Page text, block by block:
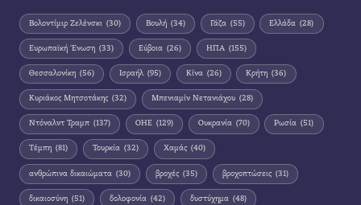
Βολοντίμιρ Ζελένσκι (30) Βουλή (34) Γάζα (55) Ελλάδα (28)
Ευρωπαϊκή Ένωση (33) Εύβοια (26) ΗΠΑ (155)
Θεσσαλονίκη (56) Ισραήλ (95) Κίνα (26) Κρήτη (36)
Κυριάκος Μητσοτάκης (32) Μπενιαμίν Νετανιάχου (28)
Ντόναλντ Τραμπ (137) ΟΗΕ (129) Ουκρανία (70) Ρωσία (51)
Τέμπη (81) Τουρκία (32) Χαμάς (40)
ανθρώπινα δικαιώματα (30) βροχές (35) βροχοπτώσεις (31)
δικαιοσύνη (51) δολοφονία (42) δυστύχημα (48)